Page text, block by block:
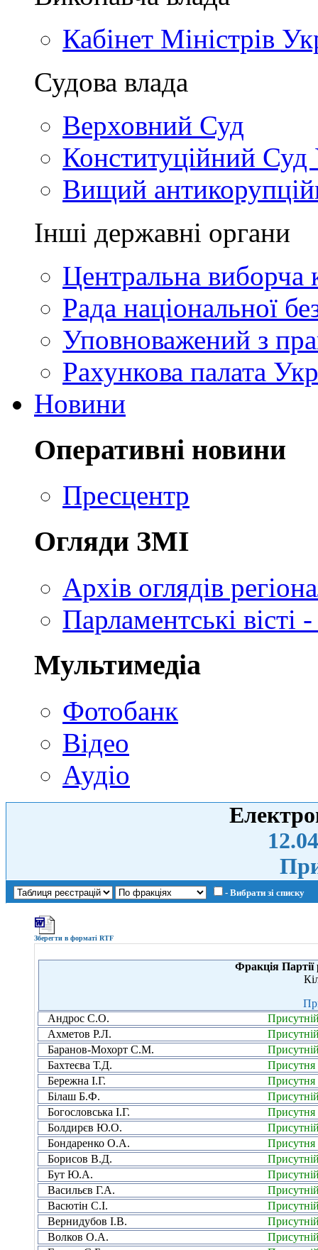
Кабінет Міністрів
Судова влада
Верховний Суд
Конституційний Суд
Вищий
Інші державні органи
Центральна виборча
Рада національної
Уповноважений з
Рахункова палата
Новини
Оперативні новини
Пресцентр
Огляди ЗМІ
Архів оглядів
Парламентські вісті
Мультимедіа
Фотобанк
Відео
Аудіо
- Вибрати зі списку
Зберегти в форматі RTF
Фракція Партії
Андрос С.О.
Ахметов Р.Л.
Баранов-Мохорт С.М.
Бахтеєва Т.Д.
Присутня
Бережна І.Г.
Присутня
Білаш Б.Ф.
Богословська І.Г.
Присутня
Болдирєв Ю.О.
Бондаренко О.А.
Присутня
Борисов В.Д.
Бут Ю.А.
Васильєв Г.А.
Васютін С.І.
Вернидубов І.В.
Волков О.А.